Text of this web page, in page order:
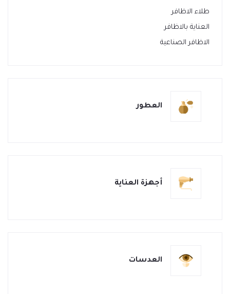
طلاء الاظافر
العناية بالاظافر
الاظافر الصناعية
العطور
أجهزة العناية
العدسات